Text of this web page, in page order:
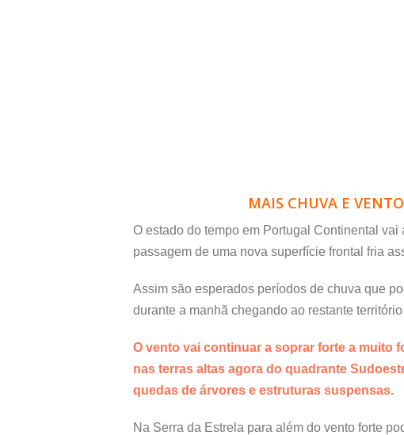
MAIS CHUVA E
O estado do tempo em Portugal Continental
passagem de uma nova superfície frontal fria
Assim são esperados períodos de chuva que
durante a manhã chegando ao restante
O vento vai continuar a soprar forte a muito
nas terras altas agora do quadrante
quedas de árvores e estruturas suspensas.
Na Serra da Estrela para além do vento forte